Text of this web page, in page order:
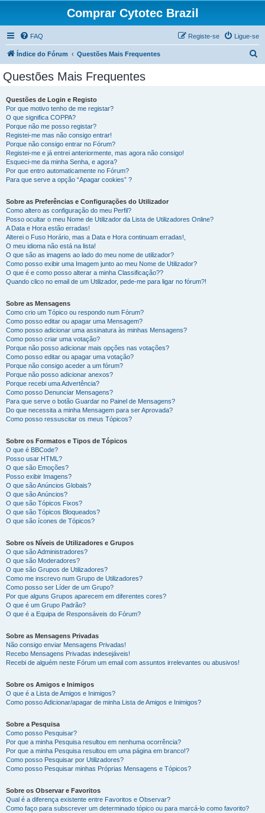
Comprar Cytotec Brazil
FAQ Ligue-se
Registe-se
Índice do Fórum Questões Mais Frequentes
Questões Mais Frequentes
Questões de Login e Registo
Por que motivo tenho de me registar?
O que significa COPPA?
Porque não me posso registar?
Registei-me mas não consigo entrar!
Porque não consigo entrar no Fórum?
Registei-me e já entrei anteriormente, mas agora não consigo!
Esqueci-me da minha Senha, e agora?
Por que entro automaticamente no Fórum?
Para que serve a opção “Apagar cookies” ?
Sobre as Preferências e Configurações do Utilizador
Como altero as configuração do meu Perfil?
Posso ocultar o meu Nome de Utilizador da Lista de Utilizadores Online?
A Data e Hora estão erradas!
Alterei o Fuso Horário, mas a Data e Hora continuam erradas!,
O meu idioma não está na lista!
O que são as imagens ao lado do meu nome de utilizador?
Como posso exibir uma Imagem junto ao meu Nome de Utilizador?
O que é e como posso alterar a minha Classificação??
Quando clico no email de um Utilizador, pede-me para ligar no fórum?!
Sobre as Mensagens
Como crio um Tópico ou respondo num Fórum?
Como posso editar ou apagar uma Mensagem?
Como posso adicionar uma assinatura às minhas Mensagens?
Como posso criar uma votação?
Porque não posso adicionar mais opções nas votações?
Como posso editar ou apagar uma votação?
Porque não consigo aceder a um fórum?
Porque não posso adicionar anexos?
Porque recebi uma Advertência?
Como posso Denunciar Mensagens?
Para que serve o botão Guardar no Painel de Mensagens?
Do que necessita a minha Mensagem para ser Aprovada?
Como posso ressuscitar os meus Tópicos?
Sobre os Formatos e Tipos de Tópicos
O que é BBCode?
Posso usar HTML?
O que são Emoções?
Posso exibir Imagens?
O que são Anúncios Globais?
O que são Anúncios?
O que são Tópicos Fixos?
O que são Tópicos Bloqueados?
O que são ícones de Tópicos?
Sobre os Níveis de Utilizadores e Grupos
O que são Administradores?
O que são Moderadores?
O que são Grupos de Utilizadores?
Como me inscrevo num Grupo de Utilizadores?
Como posso ser Líder de um Grupo?
Por que alguns Grupos aparecem em diferentes cores?
O que é um Grupo Padrão?
O que é a Equipa de Responsáveis do Fórum?
Sobre as Mensagens Privadas
Não consigo enviar Mensagens Privadas!
Recebo Mensagens Privadas indesejáveis!
Recebi de alguém neste Fórum um email com assuntos irrelevantes ou abusivos!
Sobre os Amigos e Inimigos
O que é a Lista de Amigos e Inimigos?
Como posso Adicionar/apagar de minha Lista de Amigos e Inimigos?
Sobre a Pesquisa
Como posso Pesquisar?
Por que a minha Pesquisa resultou em nenhuma ocorrência?
Por que a minha Pesquisa resultou em uma página em branco!?
Como posso Pesquisar por Utilizadores?
Como posso Pesquisar minhas Próprias Mensagens e Tópicos?
Sobre os Observar e Favoritos
Qual é a diferença existente entre Favoritos e Observar?
Como faço para subscrever um determinado tópico ou para marcá-lo como favorito?